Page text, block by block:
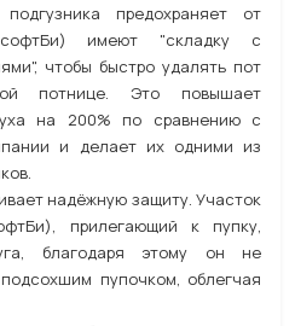
предохраняет от
имеют "складку с
чтобы быстро удалять пот
потнице. Это повышает
на 200% по сравнению с
и делает их одними из
надёжную защиту. Участок
прилегающий к пупку,
благодаря этому он не
пупочком, облегчая